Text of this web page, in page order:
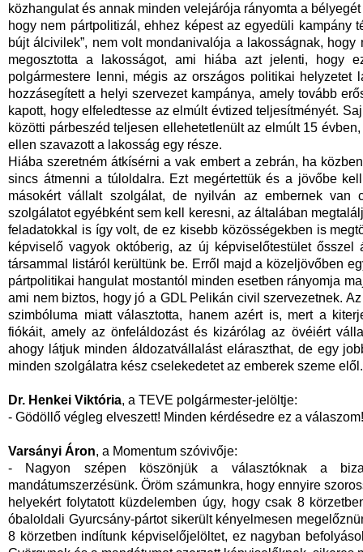
közhangulat és annak minden velejárója rányomta a
hogy nem pártpolitizál, ehhez képest az egyedüli kampány
bújt álcivilek”, nem volt mondanivalója a lakosságnak,
megosztotta a lakosságot, ami hiába azt jelenti, hogy
polgármestere lenni, mégis az országos politikai helyzetet
hozzásegített a helyi szervezet kampánya, amely tovább
kapott, hogy elfeledtesse az elmúlt évtized teljesítményét.
közötti párbeszéd teljesen ellehetetlenült az elmúlt 15
ellen szavazott a lakosság egy része.
Hiába szeretném átkísérni a vak embert a zebrán, ha
sincs átmenni a túloldalra. Ezt megértettük és a jövőbe
másokért vállalt szolgálat, de nyilván az embernek van
szolgálatot egyébként sem kell keresni, az általában
feladatokkal is így volt, de ez kisebb közösségekben is
képviselő vagyok októberig, az új képviselőtestület
társammal listáról kerültünk be. Erről majd a közeljövőben
pártpolitikai hangulat mostantól minden esetben rányomja
ami nem biztos, hogy jó a GDL Pelikán civil szervezetnek.
szimbóluma miatt választotta, hanem azért is, mert a
fiókáit, amely az önfeláldozást és kizárólag az övéiért
ahogy látjuk minden áldozatvállalást eláraszthat, de egy
minden szolgálatra kész cselekedetet az emberek szeme elől.
Dr. Henkei Viktória, a TEVE polgármester-jelöltje:
- Gödöllő végleg elveszett! Minden kérdésedre ez a válaszom!
Varsányi Áron, a Momentum szóvivője:
- Nagyon szépen köszönjük a választóknak a
mandátumszerzésünk. Öröm számunkra, hogy ennyire
helyekért folytatott küzdelemben úgy, hogy csak 8
óbaloldali Gyurcsány-pártot sikerült kényelmesen
8 körzetben indítunk képviselőjelöltet, ez nagyban